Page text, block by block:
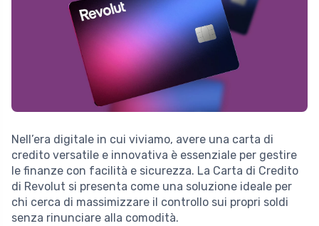
Nell’era digitale in cui viviamo, avere una carta di
credito versatile e innovativa è essenziale per gestire
le finanze con facilità e sicurezza. La Carta di Credito
di Revolut si presenta come una soluzione ideale per
chi cerca di massimizzare il controllo sui propri soldi
senza rinunciare alla comodità.